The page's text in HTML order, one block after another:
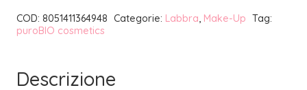
COSMETICS
quantità
COD: 8051411364948 Categorie: Labbra, Make-Up Tag:
puroBIO cosmetics
Descrizione